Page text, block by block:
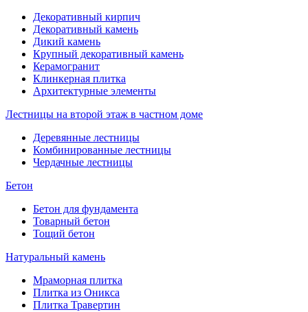
Декоративный кирпич
Декоративный камень
Дикий камень
Крупный декоративный камень
Керамогранит
Клинкерная плитка
Архитектурные элементы
Лестницы на второй этаж в частном доме
Деревянные лестницы
Комбинированные лестницы
Чердачные лестницы
Бетон
Бетон для фундамента
Товарный бетон
Тощий бетон
Натуральный камень
Мраморная плитка
Плитка из Оникса
Плитка Травертин